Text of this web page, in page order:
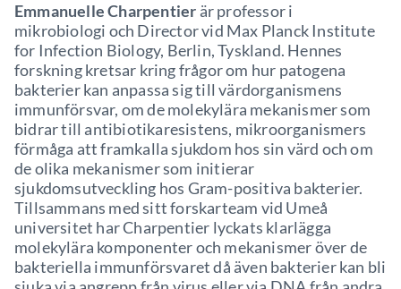
Emmanuelle Charpentier är professor i
mikrobiologi och Director vid Max Planck Institute
for Infection Biology, Berlin, Tyskland. Hennes
forskning kretsar kring frågor om hur patogena
bakterier kan anpassa sig till värdorganismens
immunförsvar, om de molekylära mekanismer som
bidrar till antibiotikaresistens, mikroorganismers
förmåga att framkalla sjukdom hos sin värd och om
de olika mekanismer som initierar
sjukdomsutveckling hos Gram-positiva bakterier.
Tillsammans med sitt forskarteam vid Umeå
universitet har Charpentier lyckats klarlägga
molekylära komponenter och mekanismer över de
bakteriella immunförsvaret då även bakterier kan bli